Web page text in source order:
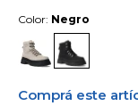
Color: Negro
Comprá este